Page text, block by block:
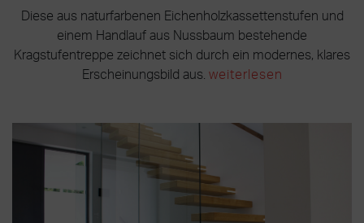
Diese aus naturfarbenen Eichenholzkassettenstufen und
einem Handlauf aus Nussbaum bestehende
Kragstufentreppe zeichnet sich durch ein modernes, klares
Erscheinungsbild aus. weiterlesen